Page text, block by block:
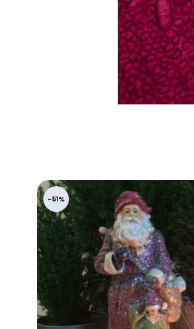
-51%